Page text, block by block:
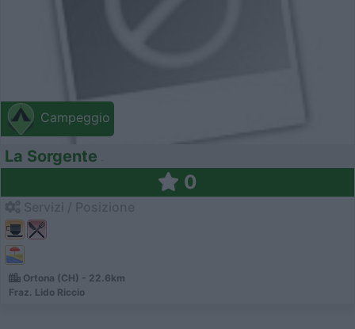
Campeggio
La Sorgente
0
Ortona (CH) - 22.6km
Fraz. Lido Riccio